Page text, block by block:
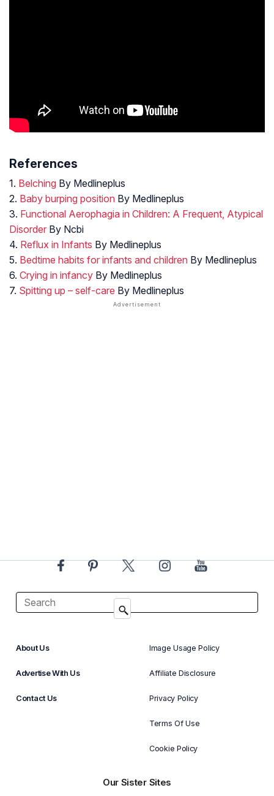
References
1. Belching By Medlineplus
2. Baby burping position By Medlineplus
3. Functional Aerophagia in Children: A Frequent, Atypical
Disorder By Ncbi
4. Reflux in Infants By Medlineplus
5. Bedtime habits for infants and children By Medlineplus
6. Crying in infancy By Medlineplus
7. Spitting up – self-care By Medlineplus
About Us
Advertise With Us
Contact Us
Image Usage Policy
Affiliate Disclosure
Privacy Policy
Terms Of Use
Cookie Policy
Our Sister Sites